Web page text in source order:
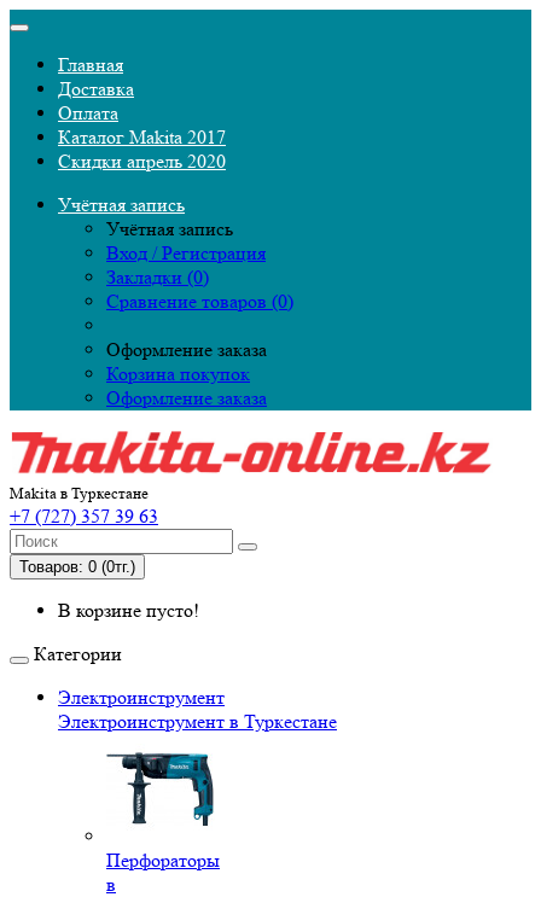
Главная
Доставка
Оплата
Каталог Makita 2017
Скидки апрель 2020
Учётная запись
Учётная запись
Вход / Регистрация
Закладки (0)
Сравнение товаров (0)
Оформление заказа
Корзина покупок
Оформление заказа
Makita в Туркестане
+7 (727) 357 39 63
Товаров: 0 (0тг.)
В корзине пусто!
Категории
Электроинструмент
Электроинструмент в Туркестане
Перфораторы
в